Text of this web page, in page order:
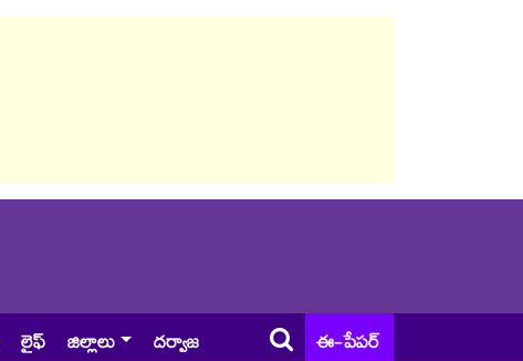
లైఫ్ జిల్లాలు దర్వాజ ఈ-పేపర్